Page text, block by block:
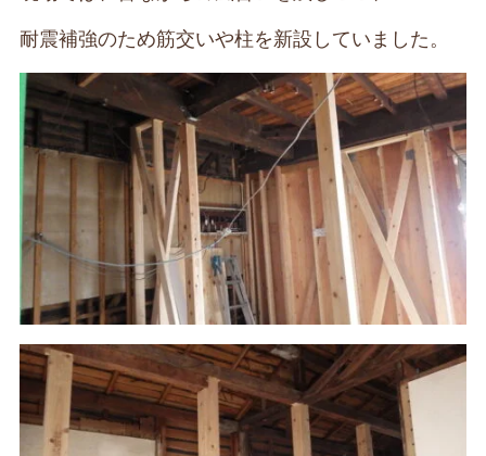
耐震補強のため筋交いや柱を新設していました。